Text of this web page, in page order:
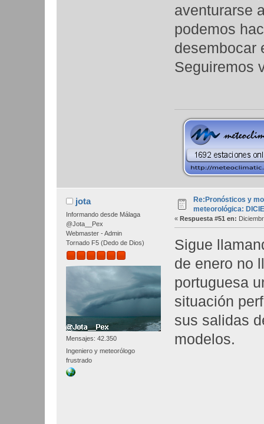
aventurarse
podemos
desembocar
Seguiremos
jota
Informando desde Málaga
@Jota__Pex
Webmaster - Admin
Tornado F5 (Dedo de Dios)
Mensajes: 42.350
Ingeniero y meteorólogo
frustrado
Re:Pronósticos y
meteorológica:
« Respuesta #51 en:
Sigue
de enero no
portuguesa
situación
sus salidas
modelos.